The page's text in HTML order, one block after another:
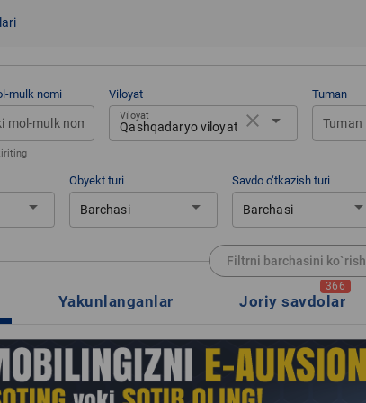
mulk nomi Viloyat
Qashqadaryo viloyati
Viloyat close arrow_drop_down
Tuman
Tuman
arrow_drop_down
Obyekt turi
Barchasi arrow_drop_down
Savdo o‘tkazish turi
Barchasi arrow_drop_down
Filtrni barchasini ko`rish
Yakunlanganlar Joriy savdolar
366